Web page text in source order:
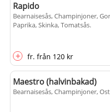
Rapido
Bearnaisesås, Champinjoner,
Paprika, Skinka, Tomatsås.
+ fr. från 120 kr
Maestro (halvinbakad)
Bearnaisesås, Champinjoner,